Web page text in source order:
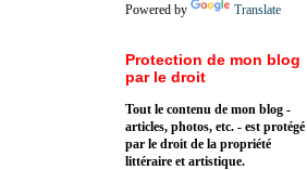
Powered by Translate
Protection de mon blog
par le droit
Tout le contenu de mon blog -
articles, photos, etc. - est protégé
par le droit de la propriété
littéraire et artistique.